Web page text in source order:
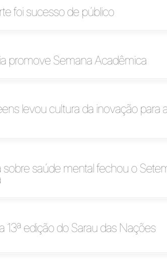
foi sucesso de público
promove Semana Acadêmica
levou cultura da inovação para
saúde mental fechou o
13ª edição do Sarau das Nações